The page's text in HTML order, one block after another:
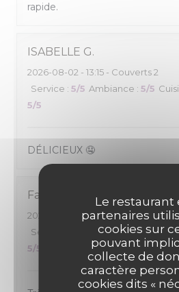
Le restaurant
partenaires
cookies sur
pouvant
collecte de
caractère
cookies dits «
rapide.
ISABELLE G
2026-08-02 - 13:15 - Couverts 2
Service : 5/5 Ambiance : 5/5
5/5
DÉLICIEUX 🤤
Family G
2026-07-31
- 12:15 - Couverts 4
Service
Ambiance:4/5
5/5